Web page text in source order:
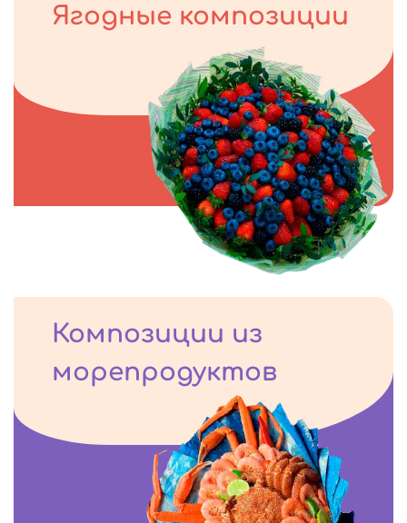
Ягодные композиции
Композиции из
морепродуктов